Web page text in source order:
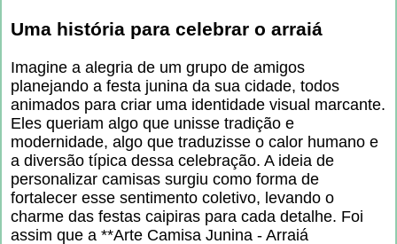
Uma história para celebrar o arraiá
Imagine a alegria de um grupo de amigos
planejando a festa junina da sua cidade, todos
animados para criar uma identidade visual marcante.
Eles queriam algo que unisse tradição e
modernidade, algo que traduzisse o calor humano e
a diversão típica dessa celebração. A ideia de
personalizar camisas surgiu como forma de
fortalecer esse sentimento coletivo, levando o
charme das festas caipiras para cada detalhe. Foi
assim que a **Arte Camisa Junina - Arraiá